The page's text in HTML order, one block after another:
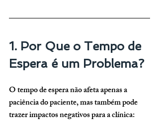
1. Por Que o Tempo de
Espera é um Problema?
O tempo de espera não afeta apenas a
paciência do paciente, mas também pode
trazer impactos negativos para a clínica: